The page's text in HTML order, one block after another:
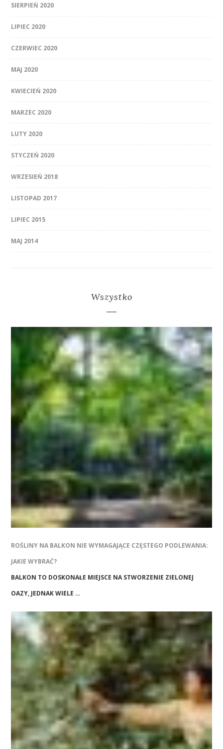
SIERPIEŃ 2020
LIPIEC 2020
CZERWIEC 2020
MAJ 2020
KWIECIEŃ 2020
MARZEC 2020
LUTY 2020
STYCZEŃ 2020
WRZESIEŃ 2018
LISTOPAD 2017
LIPIEC 2015
MAJ 2014
Wszystko
ROŚLINY NA BALKON NIE WYMAGAJĄCE CZĘSTEGO PODLEWANIA:
JAKIE WYBRAĆ?
BALKON TO DOSKONAŁE MIEJSCE NA STWORZENIE ZIELONEJ
OAZY, JEDNAK WIELE …